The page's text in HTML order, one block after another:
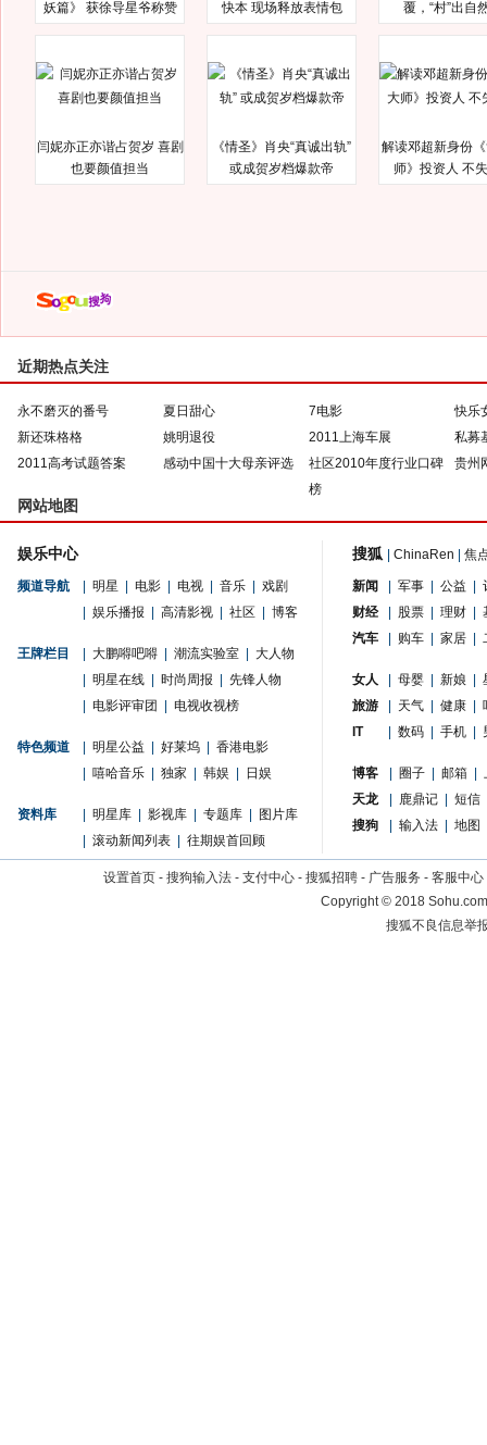
妖篇》 获徐导星爷称赞
快本 现场释放表情包
覆，“村”出自
闫妮亦正亦谐占贺岁 喜剧
也要颜值担当
《情圣》肖央“真诚出轨”
或成贺岁档爆款帝
解读邓超新身份
师》投资人 不
近期热点关注
永不磨灭的番号 夏日甜心 7电影
快乐
新还珠格格
姚明退役 2011上海车展
私募
2011高考试题答案
感动中国十大母亲评选
社区2010年度行业口碑
榜
贵州
网站地图
娱乐中心
频道导航 明星 电影 电视 音乐
戏剧
娱乐播报 高清影视 社区 博客
王牌栏目 大鹏嘚吧嘚 潮流实验室
大人物
明星在线 时尚周报
先锋人物
电影评审团 电视收视榜
特色频道 明星公益 好莱坞
香港电影
嘻哈音乐 独家 韩娱 日娱
资料库 明星库 影视库 专题库
图片库
滚动新闻列表 往期娱首回顾
搜狐 ChinaRen 焦
新闻 军事 公益
财经
股票 理财
汽车
购车 家居
女人 母婴 新娘
旅游
天气 健康
IT
数码 手机
博客 圈子 邮箱
天龙
鹿鼎记
短信
搜狗
输入法 地图
设置首页 - 搜狗输入法 - 支付中心 - 搜狐招聘 - 广告服务 - 客服中心
Copyright©2018
搜狐不良信息举